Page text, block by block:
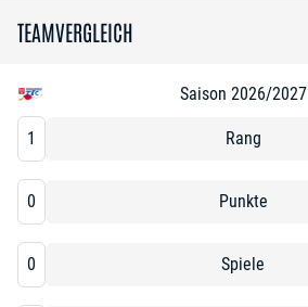
TEAMVERGLEICH
Saison 2026/2027
1 Rang
0 Punkte
0 Spiele